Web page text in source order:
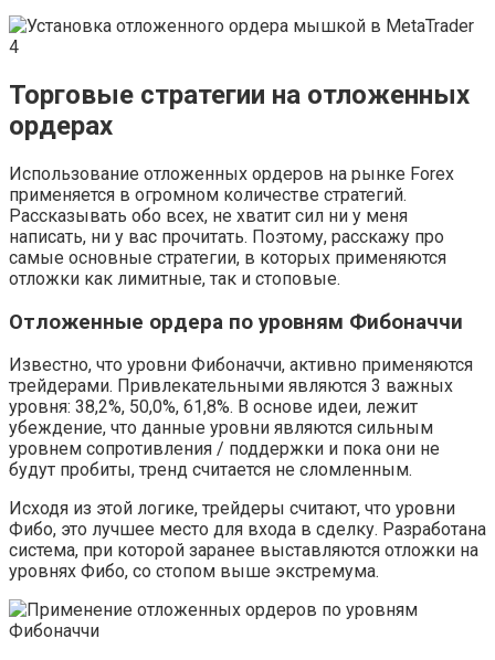
Торговые стратегии на отложенных
ордерах
Использование отложенных ордеров на рынке Forex
применяется в огромном количестве стратегий.
Рассказывать обо всех, не хватит сил ни у меня
написать, ни у вас прочитать. Поэтому, расскажу про
самые основные стратегии, в которых применяются
отложки как лимитные, так и стоповые.
Отложенные ордера по уровням Фибоначчи
Известно, что уровни Фибоначчи, активно применяются
трейдерами. Привлекательными являются 3 важных
уровня: 38,2%, 50,0%, 61,8%. В основе идеи, лежит
убеждение, что данные уровни являются сильным
уровнем сопротивления / поддержки и пока они не
будут пробиты, тренд считается не сломленным.
Исходя из этой логике, трейдеры считают, что уровни
Фибо, это лучшее место для входа в сделку. Разработана
система, при которой заранее выставляются отложки на
уровнях Фибо, со стопом выше экстремума.